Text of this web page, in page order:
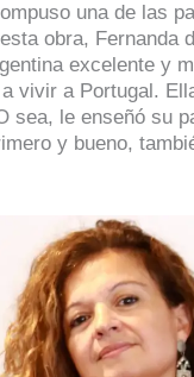
una de las
obra, Fernanda
excelente y
vivir a Portugal.
sea, le enseñó su
y bueno,